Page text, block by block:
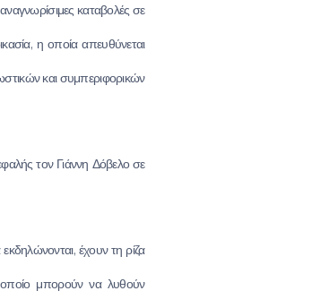
καταβολές σε
η οποία απευθύνεται
και συμπεριφορικών
τον Γιάννη Δόβελο σε
έχουν τη ρίζα
οποίο μπορούν να λυθούν